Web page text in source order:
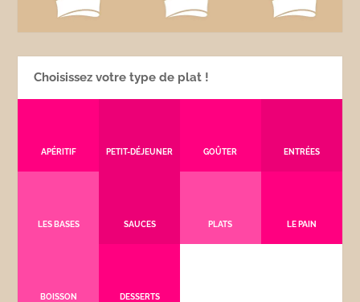
Choisissez votre type de plat !
APÉRITIF PETIT-DÉJEUNER GOÛTER ENTRÉES
LES BASES SAUCES PLATS LE PAIN
BOISSON DESSERTS